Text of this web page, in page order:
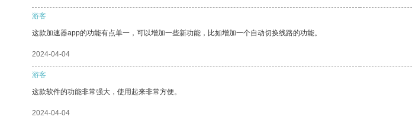
游客
这款加速器app的功能有点单一，可以增加一些新功能，比如增加一个自动切换线路的功能。
2024-04-04
游客
这款软件的功能非常强大，使用起来非常方便。
2024-04-04